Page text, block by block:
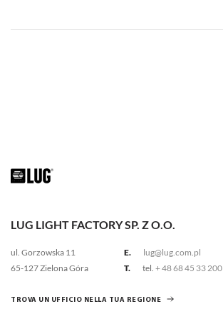
LUG LIGHT FACTORY SP. Z O.O.
ul. Gorzowska 11
65-127 Zielona Góra
E.
lug@lug.com.pl
T.
tel. + 48 68 45 33 200
TROVA UN UFFICIO NELLA TUA REGIONE